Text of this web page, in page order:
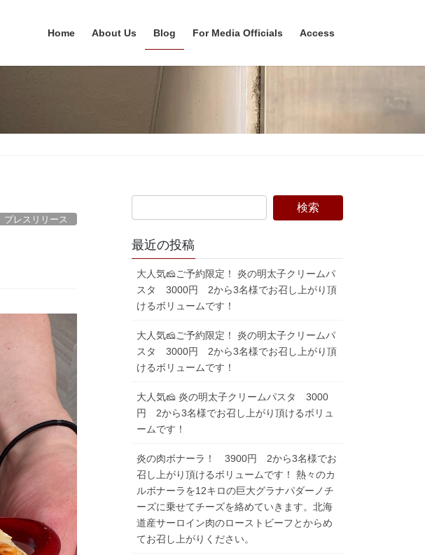
Home About Us Blog For Media Officials Access
プレスリリース
最近の投稿
大人気🧀ご予約限定！ 炎の明太子クリームパ
スタ 3000円 2から3名様でお召し上がり頂
けるボリュームです！
大人気🧀ご予約限定！ 炎の明太子クリームパ
スタ 3000円 2から3名様でお召し上がり頂
けるボリュームです！
大人気🧀 炎の明太子クリームパスタ 3000
円 2から3名様でお召し上がり頂けるボリュ
ームです！
炎の肉ボナーラ！ 3900円 2から3名様でお
召し上がり頂けるボリュームです！ 熱々のカ
ルボナーラを12キロの巨大グラナパダーノチ
ーズに乗せてチーズを絡めていきます。北海
道産サーロイン肉のローストビーフとからめ
てお召し上がりください。